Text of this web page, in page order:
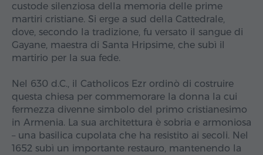
custode silenziosa della memoria delle prime
martiri cristiane. Si erge a sud della Cattedrale,
dove, secondo la tradizione, fu versato il sangue di
Gayane, maestra di Santa Hripsime, che subì il
martirio per la sua fede.
Nel 630 d.C., il Catholicos Ezr ordinò di costruire
questa chiesa per commemorare la donna la cui
fermezza divenne simbolo del primo cristianesimo
in Armenia. La sua architettura è sobria e armoniosa
– una basilica cupolata che ha resistito ai secoli. Nel
1652 subì un importante restauro, mantenendo la